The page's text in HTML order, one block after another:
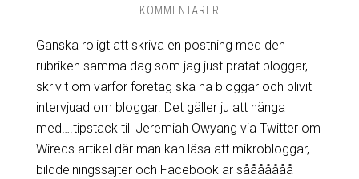
KOMMENTARER
Ganska roligt att skriva en postning med den
rubriken samma dag som jag just pratat bloggar,
skrivit om varför företag ska ha bloggar och blivit
intervjuad om bloggar. Det gäller ju att hänga
med….tipstack till Jeremiah Owyang via Twitter om
Wireds artikel där man kan läsa att mikrobloggar,
bilddelningssajter och Facebook är sååååååå